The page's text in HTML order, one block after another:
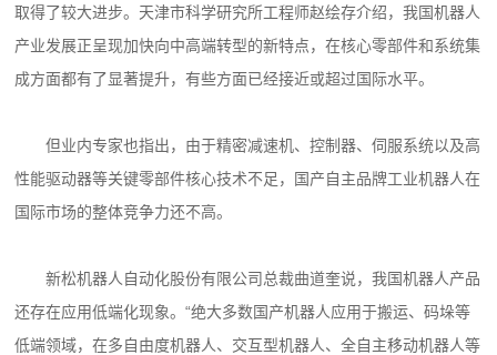
取得了较大进步。天津市科学研究所工程师赵绘存介绍，我国机器人
产业发展正呈现加快向中高端转型的新特点，在核心零部件和系统集
成方面都有了显著提升，有些方面已经接近或超过国际水平。
但业内专家也指出，由于精密减速机、控制器、伺服系统以及高
性能驱动器等关键零部件核心技术不足，国产自主品牌工业机器人在
国际市场的整体竞争力还不高。
新松机器人自动化股份有限公司总裁曲道奎说，我国机器人产品
还存在应用低端化现象。“绝大多数国产机器人应用于搬运、码垛等
低端领域，在多自由度机器人、交互型机器人、全自主移动机器人等